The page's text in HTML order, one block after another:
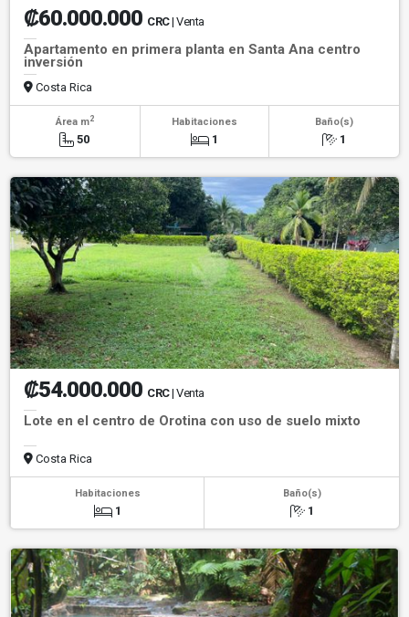
₡60.000.000 CRC| Venta
Apartamento en primera planta en Santa Ana centro
inversión
Costa Rica
Área m2
50
Habitaciones
1
Baño(s)
1
₡54.000.000 CRC| Venta
Lote en el centro de Orotina con uso de suelo mixto
Costa Rica
Habitaciones
1
Baño(s)
1